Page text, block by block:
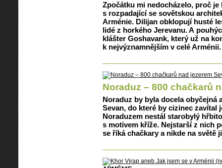
Zpočátku mi nedocházelo, proč
s rozpadající se sovětskou
Arménie. Dilijan obklopují husté
lidé z horkého Jerevanu. A
klášter Goshavank, který už na
k nejvýznamnějším v celé Arménii.
Noraduz – 800 chačkarů
Noraduz by byla docela obyčejná
Sevan, do které by cizinec zavítal
Noraduzem nestál starobylý
s motivem kříže. Nejstarší z nich
se říká chačkary a nikde na světě